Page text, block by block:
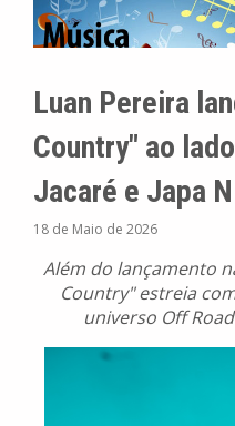
Luan Pereira
Country" ao
Jacaré e Japa
18 de Maio de 2026
Além do lançamento
Country" estreia
universo Off